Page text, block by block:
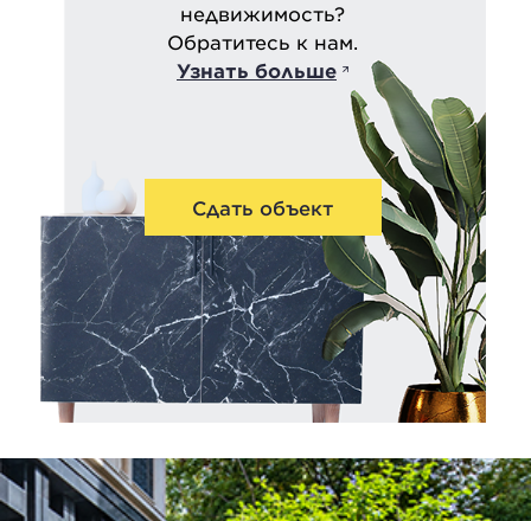
недвижимость?
Обратитесь к нам.
Узнать больше
Сдать объект